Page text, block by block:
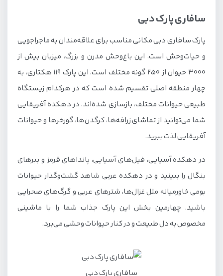
سافاری پارک دبی
پارک سافاری دبی مکانی مناسب برای علاقه‌مندان به ماجراجویی
و حیات‌وحش است. این باغ‌وحش مدرن و بزرگ، میزبان بیش از
۳۰۰۰ حیوان از ۲۵۰ گونه مختلف است. این پارک ۱۱۹ هکتاری، به
چهار منطقه اصلی تقسیم شده است که در هرکدام زیستگاه
طبیعی حیوانات مختلف، بازسازی شده‌اند. در دهکده آفریقایی
شما می‌توانید از تماشای زرافه‌ها، کرگدن‌ها، گورخرها و حیوانات
آفریقایی لذت ببرید.
در دهکده آسیایی، فیل‌های آسیایی، پانداهای قرمز و ببرهای
بنگال را ببینید و در دهکده عربی شاهد گشت‌وگذار حیوانات
بومی خاورمیانه مثل غزال‌ها، شترهای عربی و گرگ‌های صحرایی
باشید. چهارمین بخش این پارک جذاب شما را با ماشینی
مخصوص به دل طبیعت و در کنار حیوانات وحشی می‌برد.
سافاری پارک دبی